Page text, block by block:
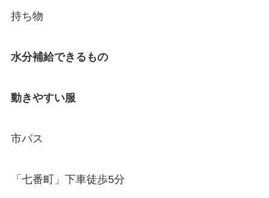
持ち物
水分補給できるもの
動きやすい服
市バス
「七番町」下車徒歩5分